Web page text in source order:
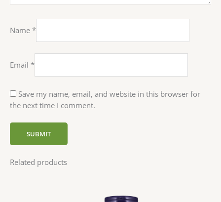
Name *
Email *
Save my name, email, and website in this browser for
the next time I comment.
Related products